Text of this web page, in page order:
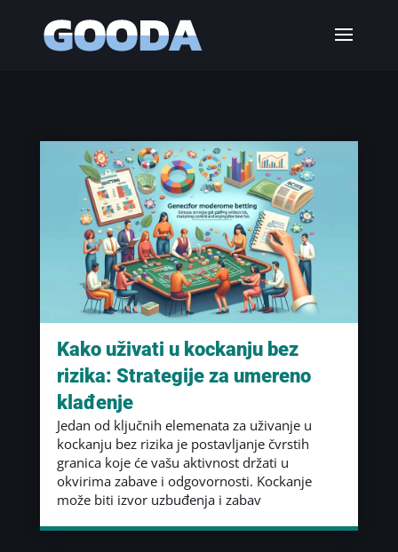
Kako uživati u kockanju bez
rizika: Strategije za umereno
klađenje
Jedan od ključnih elemenata za uživanje u
kockanju bez rizika je postavljanje čvrstih
granica koje će vašu aktivnost držati u
okvirima zabave i odgovornosti. Kockanje
može biti izvor uzbuđenja i zabav